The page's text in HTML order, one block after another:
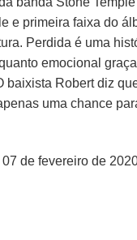
e primeira faixa do
Perdida é uma
emocional
Robert diz
uma chance
de fevereiro de